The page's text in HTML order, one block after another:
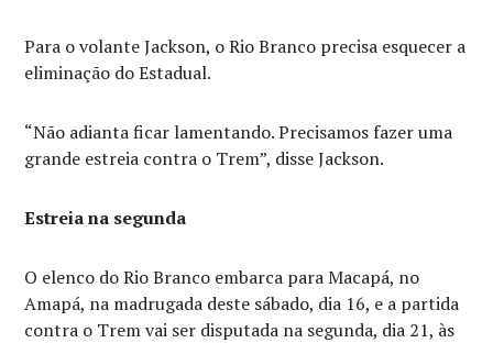
Para o volante Jackson, o Rio Branco precisa esquecer a
eliminação do Estadual.
“Não adianta ficar lamentando. Precisamos fazer uma
grande estreia contra o Trem”, disse Jackson.
Estreia na segunda
O elenco do Rio Branco embarca para Macapá, no
Amapá, na madrugada deste sábado, dia 16, e a partida
contra o Trem vai ser disputada na segunda, dia 21, às